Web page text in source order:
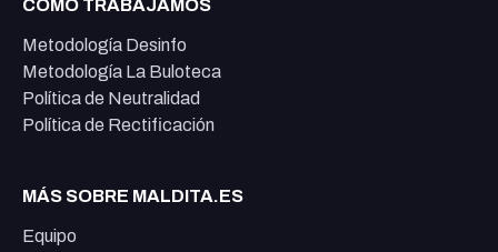
CÓMO TRABAJAMOS
Metodología Desinfo
Metodología La Buloteca
Política de Neutralidad
Política de Rectificación
MÁS SOBRE MALDITA.ES
Equipo